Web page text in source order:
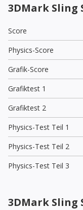
3DMark Sling
Score
Physics-Score
Grafik-Score
Grafiktest 1
Grafiktest 2
Physics-Test Teil 1
Physics-Test Teil 2
Physics-Test Teil 3
3DMark